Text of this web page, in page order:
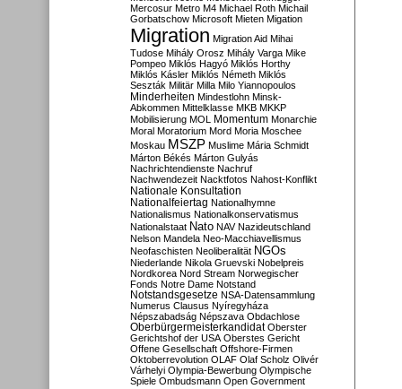
Mercosur Metro M4 Michael Roth Michail
Gorbatschow Microsoft Mieten Migation
Migration Migration Aid Mihai
Tudose Mihály Orosz Mihály Varga Mike
Pompeo Miklós Hagyó Miklós Horthy
Miklós Kásler Miklós Németh Miklós
Seszták Militär Milla Milo Yiannopoulos
Minderheiten Mindestlohn Minsk-
Abkommen Mittelklasse MKB MKKP
Mobilisierung MOL Momentum Monarchie
Moral Moratorium Mord Moria Moschee
Moskau MSZP Muslime Mária Schmidt
Márton Békés Márton Gulyás
Nachrichtendienste Nachruf
Nachwendezeit Nacktfotos Nahost-Konflikt
Nationale Konsultation
Nationalfeiertag Nationalhymne
Nationalismus Nationalkonservatismus
Nationalstaat Nato NAV Nazideutschland
Nelson Mandela Neo-Macchiavellismus
Neofaschisten Neoliberalität NGOs
Niederlande Nikola Gruevski Nobelpreis
Nordkorea Nord Stream Norwegischer
Fonds Notre Dame Notstand
Notstandsgesetze NSA-Datensammlung
Numerus Clausus Nyíregyháza
Népszabadság Népszava Obdachlose
Oberbürgermeisterkandidat Oberster
Gerichtshof der USA Oberstes Gericht
Offene Gesellschaft Offshore-Firmen
Oktoberrevolution OLAF Olaf Scholz Olivér
Várhelyi Olympia-Bewerbung Olympische
Spiele Ombudsmann Open Government